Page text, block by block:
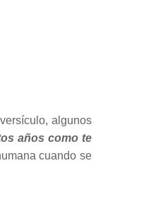
algunos
años como te
cuando se